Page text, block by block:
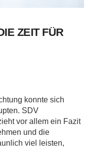
ZEIT FÜR
konnte sich
SDV
vor allem ein Fazit
und die
viel leisten,